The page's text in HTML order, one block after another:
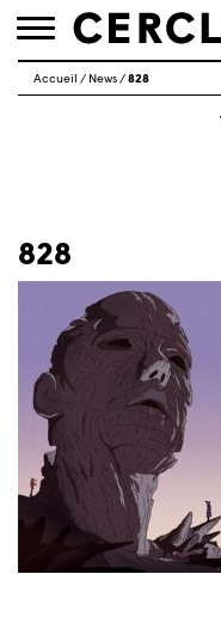
Toggle
Accueil / News/828
828